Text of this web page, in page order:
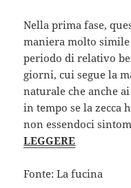
Nella prima fase,
maniera molto
periodo di relativo
giorni, cui segue la
naturale che anche
in tempo se la zecca
non essendoci
LEGGERE
Fonte: La fucina